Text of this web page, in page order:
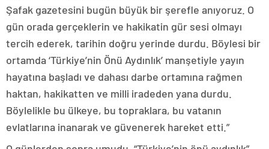
Şafak gazetesini bugün büyük bir şerefle anıyoruz. O
gün orada gerçeklerin ve hakikatin gür sesi olmayı
tercih ederek, tarihin doğru yerinde durdu. Böylesi bir
ortamda ‘Türkiye’nin Önü Aydınlık’ manşetiyle yayın
hayatına başladı ve dahası darbe ortamına rağmen
haktan, hakikatten ve milli iradeden yana durdu.
Böylelikle bu ülkeye, bu topraklara, bu vatanın
evlatlarına inanarak ve güvenerek hareket etti.”